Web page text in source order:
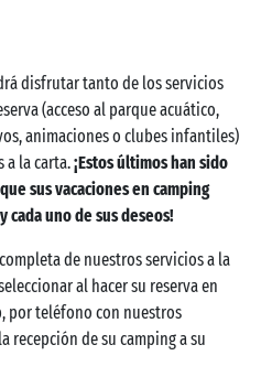
disfrutar tanto de los servicios
(acceso al parque acuático,
animaciones o clubes infantiles)
a la carta.¡Estos últimos han sido
sus vacaciones en camping
cada uno de sus deseos!
de nuestros servicios a la
al hacer su reserva en
por teléfono con nuestros
recepción de su camping a su